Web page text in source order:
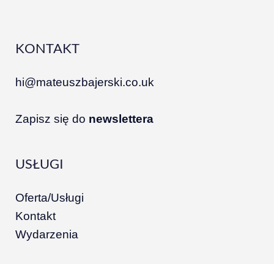
KONTAKT
hi@mateuszbajerski.co.uk
Zapisz się do newslettera
USŁUGI
Oferta/Usługi
Kontakt
Wydarzenia